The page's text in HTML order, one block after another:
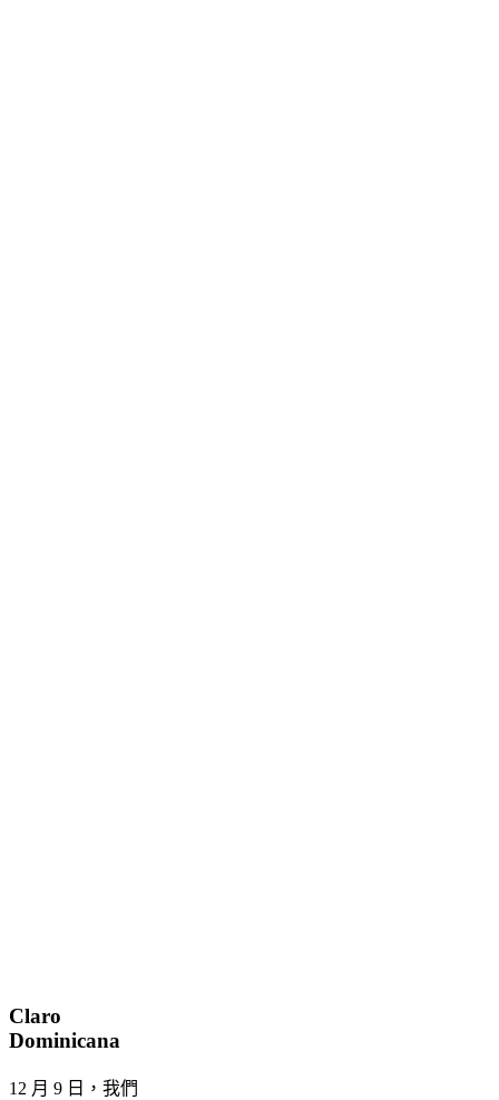
Claro
Dominicana
12 月 9 日，我們